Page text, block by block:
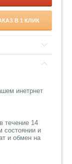
В 1 КЛИК
инетрнет
течение 14
состоянии и
и обмен на